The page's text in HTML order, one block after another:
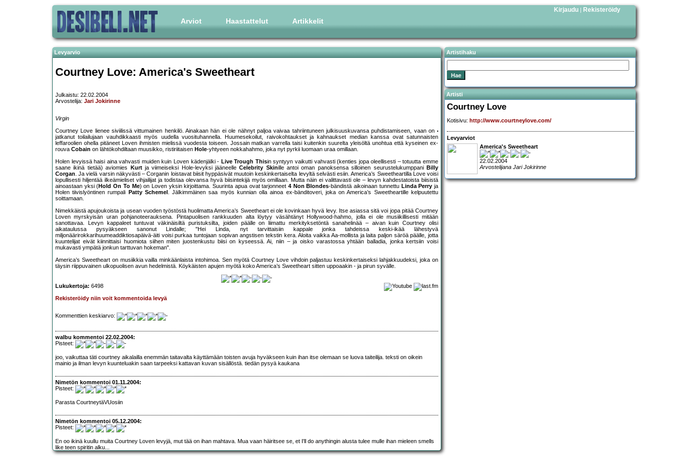
Arviot Haastattelut Artikkelit
Kirjaudu | Rekisteröidy
Levyarvio
Courtney Love: America's Sweetheart
Julkaistu: 22.02.2004
Arvostelija: Jari Jokirinne
Virgin
Courtney Love lienee siviilissä vittumainen henkilö. Ainakaan hän ei ole nähnyt paljoa vaivaa tahriintuneen julkisuuskuvansa puhdistamiseen, vaan on
jatkanut toilailujaan vauhdikkaasti myös uudella vuosituhannella. Huumesekoilut, raivokohtaukset ja kahnaukset median kanssa ovat satunnaisten
leffaroolien ohella pitäneet Loven ihmisten mielissä vuodesta toiseen. Jossain matkan varrella taisi kuitenkin suurelta yleisöltä unohtua että kyseinen ex-
rouva Cobain on lähtökohdiltaan muusikko, ristiriitaisen Hole-yhtyeen nokkahahmo, joka nyt pyrkii luomaan uraa omillaan.
Holen levyissä haisi aina vahvasti muiden kuin Loven kädenjälki - Live Trough Thisin syntyyn vaikutti vahvasti (kenties jopa oleellisesti – totuutta emme
saane ikinä tietää) aviomies
Kurtja viimeiseksi Hole-levyksi jääneelleCelebrity Skinille antoi oman panoksensa silloinen seurustelukumppani Billy
Corgan. Ja vielä varsin näkyvästi – Corganin loistavat biisit hyppäsivät muutoin keskinkertaiselta levyltä selvästi esiin. America’s Sweetheartilla Love voisi
lopullisesti hiljentää ilkeämieliset vihjailijat ja todistaa olevansa hyvä biisintekijä myös omillaan. Mutta näin ei valittavasti ole – levyn kahdestatoista biisistä
ainoastaan yksi (Hold On To Me) on Loven yksin kirjoittama. Suurinta apua ovat tarjonneet 4 Non Blondes-bändistä aikoinaan tunnettu Linda Perry ja
Holen tiivislyöntinen rumpali
Patty Schemel . Jälkimmäinen saa myös kunnian olla ainoa ex-bänditoveri, joka on America’s Sweetheartille kelpuutettu
soittamaan.
Nimekkäistä apujoukoista ja usean vuoden työstöstä huolimatta America’s Sweetheart ei ole kovinkaan hyvä levy. Itse asiassa sitä voi jopa pitää Courtney
Loven myrskyisän uran pohjanoteerauksena. Pintapuolisen rankkuuden alta löytyy väsähtänyt Hollywood-hahmo, jolla ei ole musiikillisesti mitään
sanottavaa. Levyn kappaleet tuntuvat väkinäisiltä puristuksilta, joiden päälle on liimattu merkityksetöntä sanahelinää – aivan kuin Courtney olisi
aikataulussa pysyäkseen sanonut Lindalle; "Hei Linda, nyt tarvittaisiin kappale jonka tahdeissa keski-ikää lähestyvä
miljonäärirokkarihuumeaddiktiosapäivä-äiti voisi purkaa tuntojaan sopivan angstisen tekstin kera. Aloita vaikka Aa-mollista ja laita paljon säröä päälle, jotta
kuuntelijat eivät kiinnittaisi huomiota siihen miten juostenkustu biisi on kyseessä. Ai, niin – ja oisko varastossa yhtään balladia, jonka kertsiin voisi
mukavasti ympätä jonkun tarttuvan hokeman".
America’s Sweetheart on musiikkia vailla minkäänlaista intohimoa. Sen myötä Courtney Love vihdoin paljastuu keskinkertaiseksi lahjakkuudeksi, joka on
täysin riippuvainen ulkopuolisen avun hedelmistä. Köykäisten apujen myötä koko America’s Sweetheart sitten uppoaakin - ja pirun syvälle.
Lukukertoja: 6498
Rekisteröidy niin voit kommentoida levyä
Kommenttien keskiarvo:
walbu kommentoi 22.02.2004:
Pisteet:
joo, vaikuttaa täti courtney aikalailla enemmän taitavalta käyttämään toisten avuja hyväkseen kuin ihan itse olemaan se luova taiteilija. teksti on oikein
mainio ja ilman levyn kuunteluakin saan tarpeeksi kattavan kuvan sisällöstä. tiedän pysyä kaukana
Nimetön kommentoi 01.11.2004:
Pisteet:
Parasta CourtneytäVUosiin
Nimetön kommentoi 05.12.2004:
Pisteet:
En oo ikinä kuullu muita Courtney Loven levyjä, mut tää on ihan mahtava. Mua vaan häiritsee se, et I'll do anythingin alusta tulee mulle ihan mieleen smells
like teen spiritin alku...
Artistihaku
Artisti
Courtney Love
Kotisivu: http://www.courtneylove.com/
Levyarviot
America's Sweetheart
22.02.2004
Arvostelijana Jari Jokirinne